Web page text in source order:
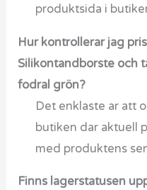
produktsida i
Hur kontrollerar jag
Silikontandborste och
fodral grön?
Det enklaste ar att
butiken dar aktuell
med produktens
Finns lagerstatusen